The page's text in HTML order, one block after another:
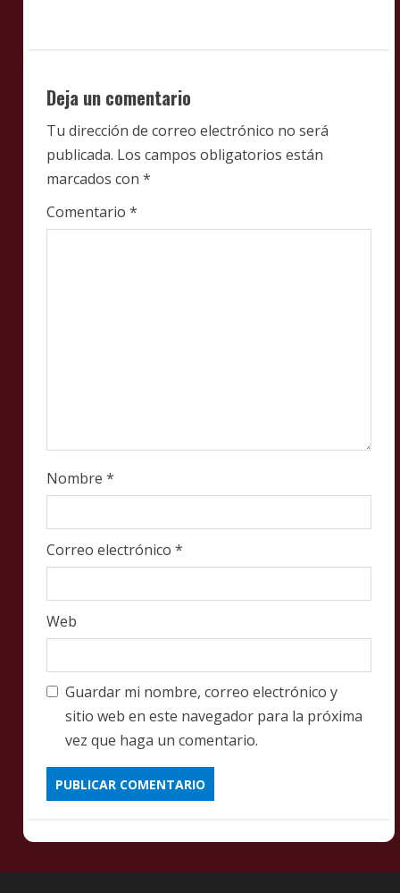
R
e
a
d
i
Deja un comentario
Tu dirección de correo electrónico no será
publicada. Los campos obligatorios están
marcados con *
Comentario *
Nombre *
Correo electrónico *
Web
Guardar mi nombre, correo electrónico y
sitio web en este navegador para la próxima
vez que haga un comentario.